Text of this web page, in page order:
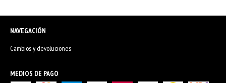
NAVEGACIÓN
Cambios y devoluciones
MEDIOS DE PAGO